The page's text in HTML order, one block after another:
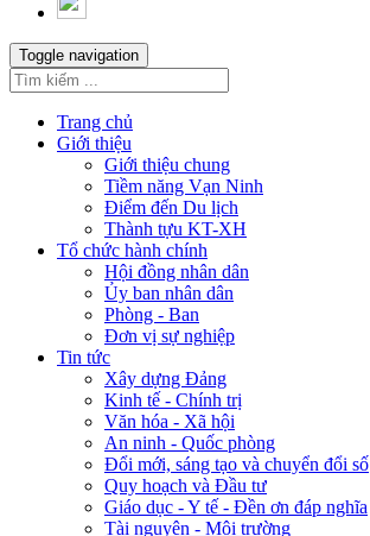
Toggle navigation
Trang chủ
Giới thiệu
Giới thiệu chung
Tiềm năng Vạn Ninh
Điểm đến Du lịch
Thành tựu KT-XH
Tổ chức hành chính
Hội đồng nhân dân
Ủy ban nhân dân
Phòng - Ban
Đơn vị sự nghiệp
Tin tức
Xây dựng Đảng
Kinh tế - Chính trị
Văn hóa - Xã hội
An ninh - Quốc phòng
Đổi mới, sáng tạo và chuyển đổi số
Quy hoạch và Đầu tư
Giáo dục - Y tế - Đền ơn đáp nghĩa
Tài nguyên - Môi trường